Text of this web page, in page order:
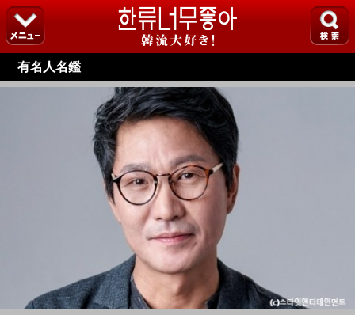
有名人名鑑